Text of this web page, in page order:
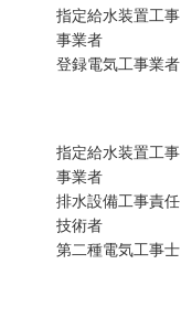
指定給水装置工事
事業者
登録電気工事業者
指定給水装置工事
事業者
排水設備工事責任
技術者
第二種電気工事士